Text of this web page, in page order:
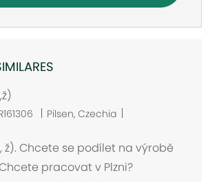
U
i
c
Pilsen, Czechia
ž). Chcete se podílet na výrobě
pracovat v Plzni?